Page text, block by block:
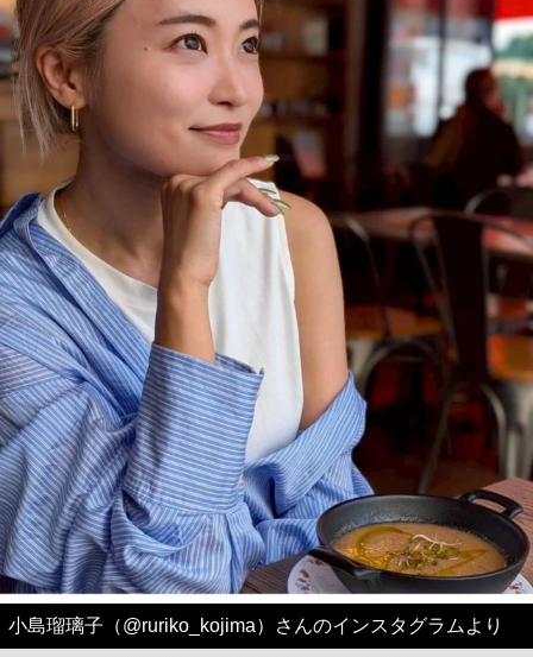
小島瑠璃子（@ruriko_kojima）さんのインスタグラムより